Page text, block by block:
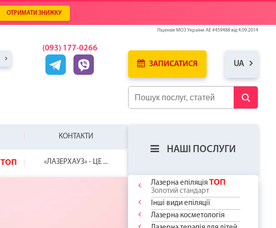
ОТРИМАТИ ЗНИЖКУ
Ліцензія МОЗ України АЕ #459488 від 4.09.2014
(093) 177-0266
ЗАПИСАТИСЯ
UA
КОНТАКТИ
ТОП «ЛАЗЕРХАУЗ» - ЦЕ ...
НАШІ ПОСЛУГИ
Лазерна епіляція ТОП
Золотий стандарт
Інші види епіляції
Лазерна косметологія
ДЛЯ